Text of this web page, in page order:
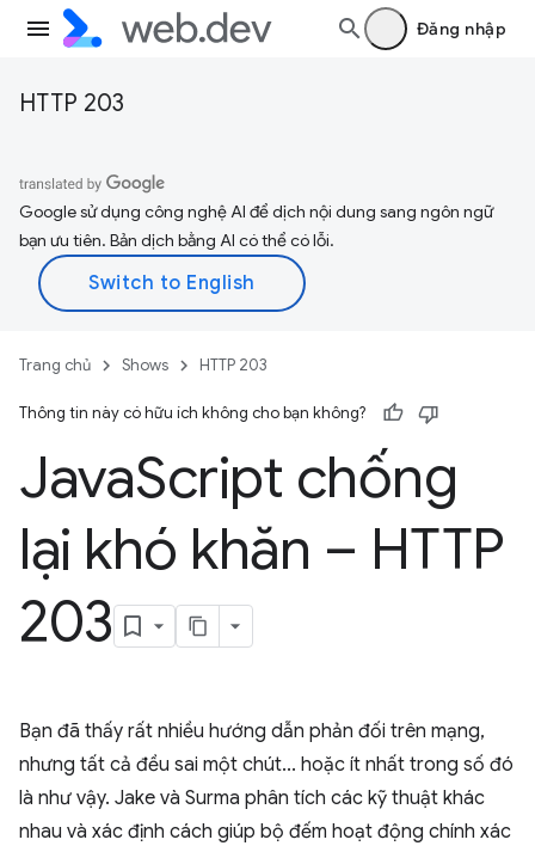
Đăng nhập
HTTP 203
Google sử dụng công nghệ AI để dịch nội dung sang ngôn ngữ
bạn ưu tiên. Bản dịch bằng AI có thể có lỗi.
Trang chủ Shows HTTP 203
Thông tin này có hữu ích không cho bạn không?
JavaScript chống
lại khó khăn – HTTP
203
Bạn đã thấy rất nhiều hướng dẫn phản đối trên mạng,
nhưng tất cả đều sai một chút... hoặc ít nhất trong số đó
là như vậy. Jake và Surma phân tích các kỹ thuật khác
nhau và xác định cách giúp bộ đếm hoạt động chính xác